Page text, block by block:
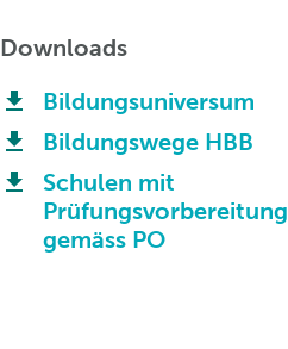
Downloads
Bildungsuniversum
Bildungswege HBB
Schulen mit
Prüfungsvorbereitung
gemäss PO